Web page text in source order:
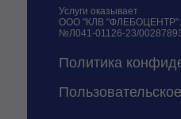
Услуги оказывает
ООО "КЛВ "ФЛЕБОЦЕНТР".
№Л041-01126-23/
Политика